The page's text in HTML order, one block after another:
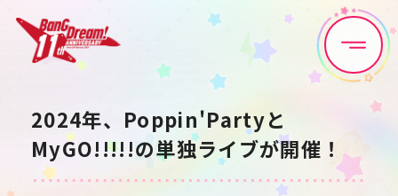
News
Live•Event Discography
2024年、Poppin'Partyと
MyGO!!!!!の単独ライブが開催！